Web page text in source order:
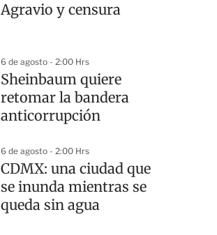
Agravio y censura
6 de agosto - 2:00 Hrs
Sheinbaum quiere
retomar la bandera
anticorrupción
6 de agosto - 2:00 Hrs
CDMX: una ciudad que
se inunda mientras se
queda sin agua